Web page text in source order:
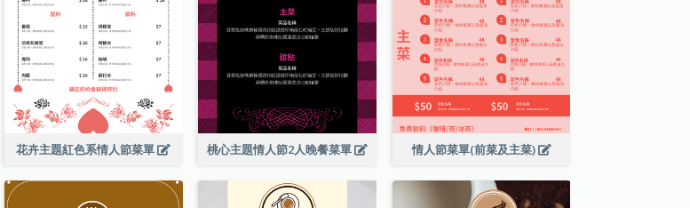
花卉主題紅色系情人節菜單 桃心主題情人節2人晚餐菜單 情人節菜單(前菜及主菜)